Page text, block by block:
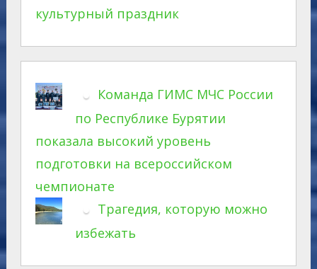
культурный праздник
Команда ГИМС МЧС России
по Республике Бурятии
показала высокий уровень
подготовки на всероссийском
чемпионате
Трагедия, которую можно
избежать